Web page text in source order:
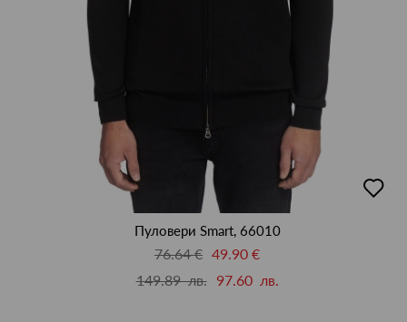
в
Пуловери Smart, 66010
76.64 € 49.90 €
149.89 лв.
97.60 лв.